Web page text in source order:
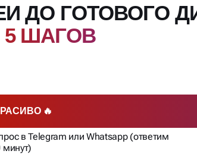
ДО ГОТОВОГО
5 ШАГОВ
🔥
в Telegram или Whatsapp (ответим
минут)